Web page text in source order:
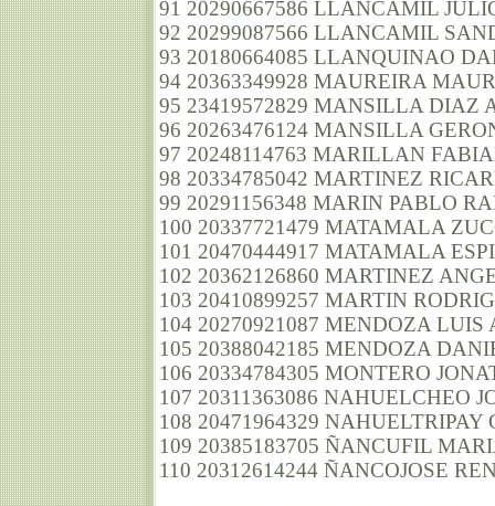
91 20290667586 LLANCAMIL
92 20299087566 LLANCAMIL
93 20180664085 LLANQUINAO
94 20363349928 MAUREIRA
95 23419572829 MANSILLA DIAZ
96 20263476124 MANSILLA
97 20248114763 MARILLAN
98 20334785042 MARTINEZ
99 20291156348 MARIN PABLO
100 20337721479 MATAMALA
101 20470444917 MATAMALA
102 20362126860 MARTINEZ
103 20410899257 MARTIN
104 20270921087 MENDOZA LUIS
105 20388042185 MENDOZA
106 20334784305 MONTERO
107 20311363086 NAHUELCHEO
108 20471964329
109 20385183705 ÑANCUFIL
110 20312614244 ÑANCOJOSE